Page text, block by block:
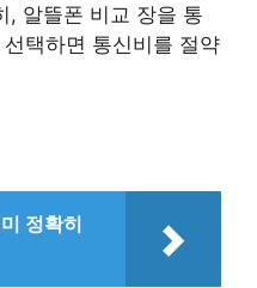
, 알뜰폰 비교 장을 통
택하면 통신비를 절약
정확히